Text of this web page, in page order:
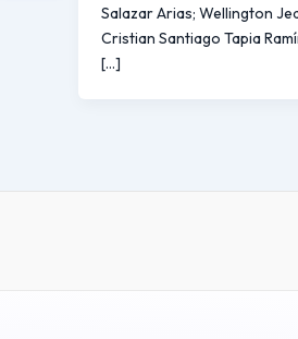
Salazar Arias; Wellington
Cristian Santiago Tapia
[…]